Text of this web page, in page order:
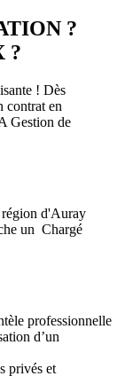
?
?
! Dès
contrat en
Gestion de
région d'Auray
un Chargé
professionnelle
d’un
privés et